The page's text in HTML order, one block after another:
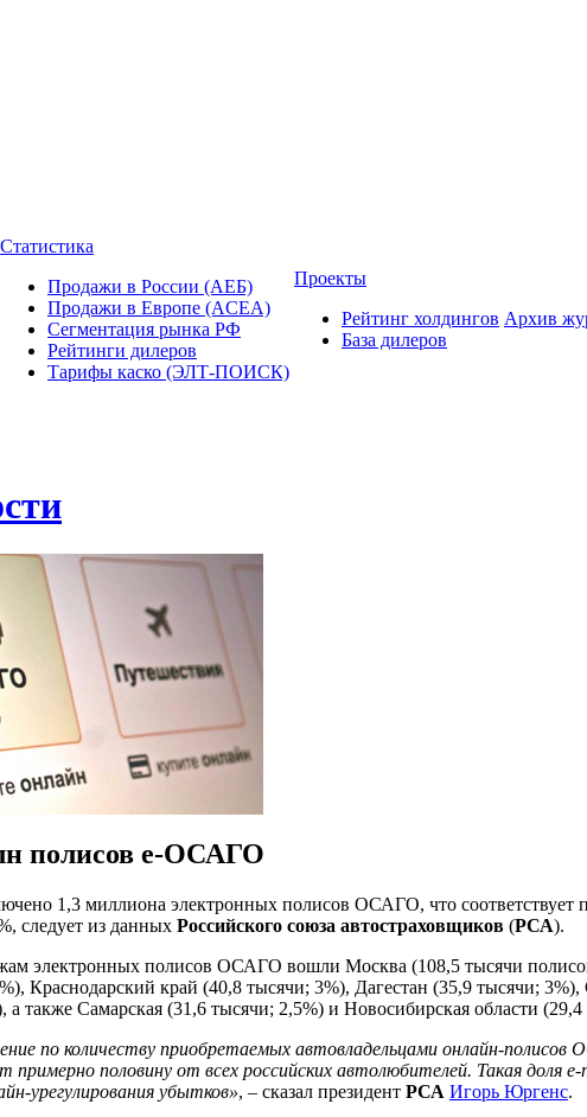
Статистика
Продажи в России (АЕБ)
Продажи в Европе (ACEA)
Сегментация рынка РФ
Рейтинги дилеров
Тарифы каско (ЭЛТ-ПОИСК)
Проекты
Рейтинг холдингов
База дилеров
Архив
полисов е-ОСАГО
1,3 миллиона электронных полисов ОСАГО, что
следует из данных Российского союза автостраховщиков (РСА).
электронных полисов ОСАГО вошли Москва (108,5 тысячи
Краснодарский край (40,8 тысячи; 3%), Дагестан (35,9 тысячи;
также Самарская (31,6 тысячи; 2,5%) и Новосибирская области (29,4
по количеству приобретаемых автовладельцами онлайн-
половину от всех российских автолюбителей. Такая доля
урегулирования убытков», – сказал президент РСА Игорь Юргенс.